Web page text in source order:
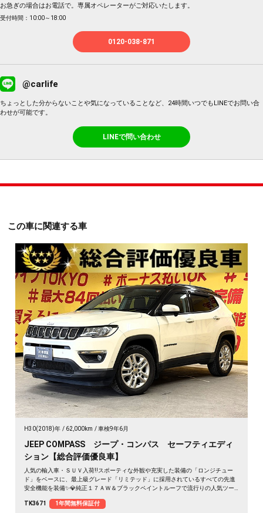
お急ぎの場合はお電話で。専属オペレーターがご対応いたします。
受付時間：10:00～18:00
0120-038-871
@carlife
ちょっとした分からないことや気になっていることなど、24時間いつでもLINEでお問い合
わせが可能です。
LINEで問い合わせ
この車に関連する車
H30(2018)年 62,000km 車検9年6月
JEEP COMPASS ジープ・コンパス セーフティエディ
ション【総合評価優良車】
人気の輸入車・ＳＵＶ入荷‼️スポーティな外観や充実した装備の「ロンジチュー
ド」をベースに、最上級グレード「リミテッド」に採用されているすべての先進
安全機能を装備✨💎純正１７ＡＷ＆ブラックペイントルーフで流行りの人気ツー
ｏｏｔｈ ＡＵＸ ＵＳＢ）📞Ａｐｐｌｅ Ｃａｒ Ｐｌａｙ📱🚙月々４万円台～Ｏ
TK3671 1年間無料保証付